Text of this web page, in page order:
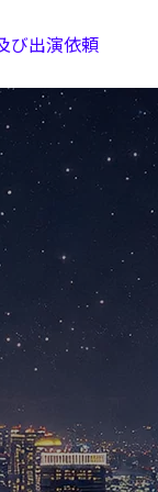
び出演依頼